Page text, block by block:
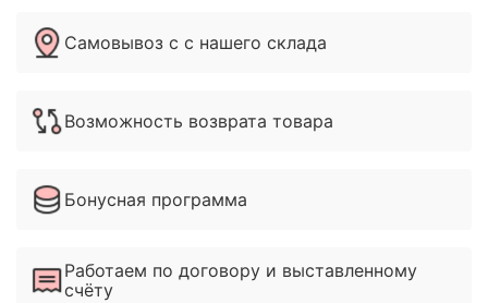
Самовывоз с с нашего склада
Возможность возврата товара
Бонусная программа
Работаем по договору и выставленному
счёту